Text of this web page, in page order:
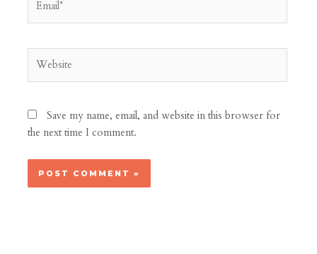
Website
Save my name, email, and website in this browser for
the next time I comment.